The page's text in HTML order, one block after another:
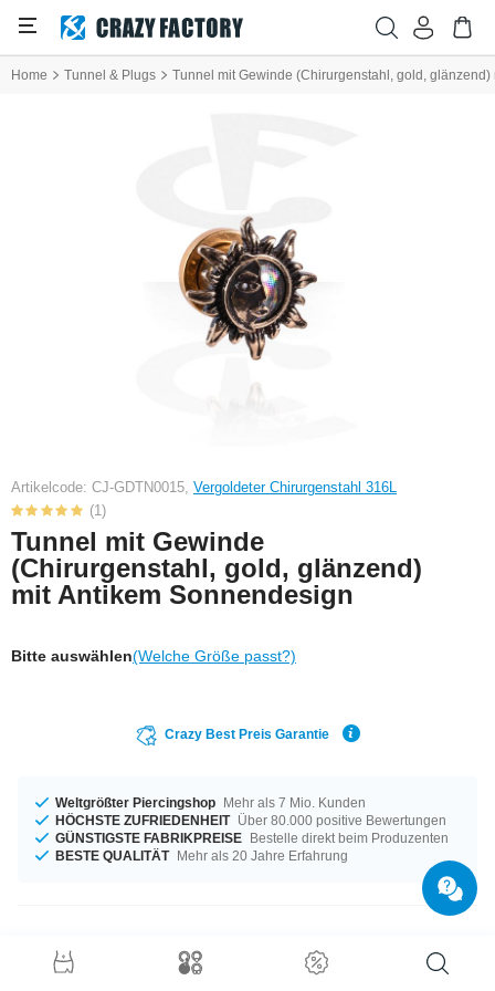
Home Tunnel & Plugs Tunnel mit Gewinde (Chirurgenstahl, gold,
Artikelcode: CJ-GDTN0015, Vergoldeter Chirurgenstahl 316L
(1)
Tunnel mit Gewinde
(Chirurgenstahl, gold, glänzend)
mit Antikem Sonnendesign
Bitte auswählen(Welche Größe passt?)
Crazy Best Preis Garantie
Weltgrößter Piercingshop Mehr als 7 Mio. Kunden
HÖCHSTE ZUFRIEDENHEIT Über 80.000 positive Bewertungen
GÜNSTIGSTE FABRIKPREISE Bestelle direkt beim Produzenten
BESTE QUALITÄT Mehr als 20 Jahre Erfahrung
Produktdetails